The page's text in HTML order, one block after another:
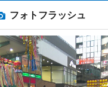
フォトフラッシュ